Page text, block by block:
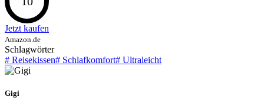
Jetzt kaufen
Amazon.de
Schlagwörter
# Reisekissen# Schlafkomfort# Ultraleicht
Gigi